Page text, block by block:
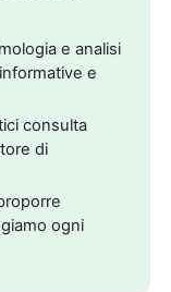
e analisi
e
consulta
di
ogni